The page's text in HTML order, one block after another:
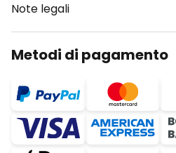
Note legali
Metodi di pagamento